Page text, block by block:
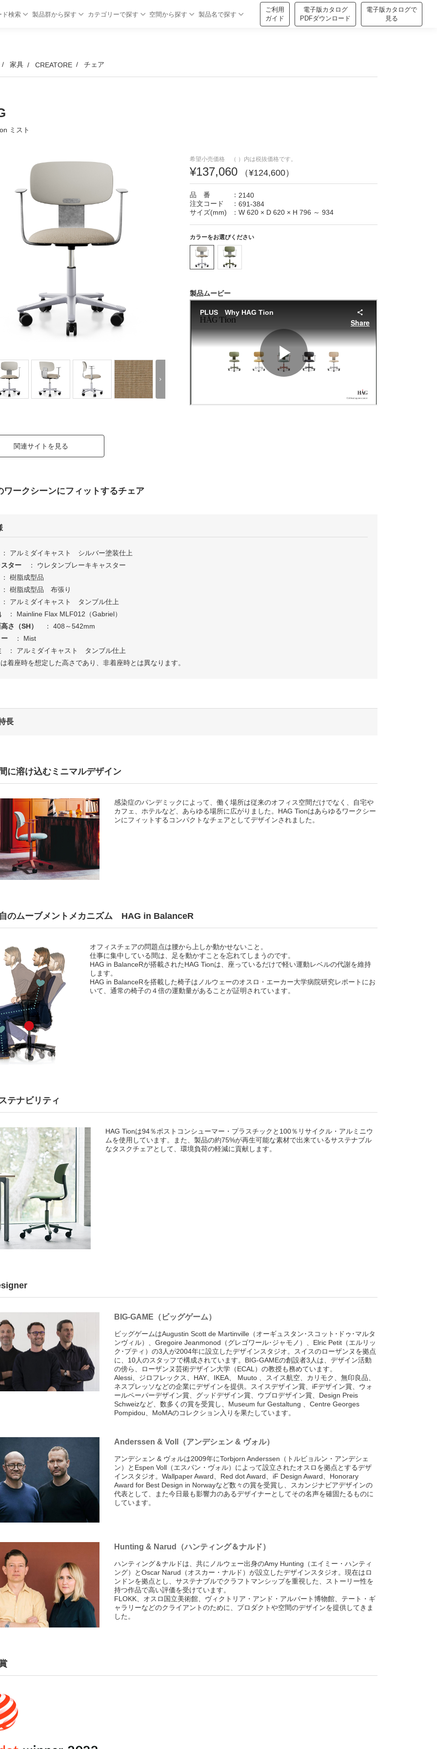
ド検索 製品群から探す カテゴリーで探す 空間から探す 製品名で探す
ご利用
ガイド
電子版カタログ
PDFダウンロード
電子版カタログで
見る
家具 CREATORE チェア
ミスト
希望小売価格 （ ）内は税抜価格です。
¥137,060 （¥124,600）
品 番 ： 2140
注文コード
： 691-384
サイズ(mm)
： W 620 × D 620 × H 796 ～ 934
カラーをお選びください
製品ムービー
関連サイトを見る
ワークシーンにフィットするチェア
： アルミダイキャスト シルバー塗装仕上
ター
： ウレタンブレーキキャスター
： 樹脂成型品
： 樹脂成型品 布張り
： アルミダイキャスト タンブル仕上
： Mainline Flax MLF012（Gabriel）
さ（SH）
： 408～542mm
： Mist
： アルミダイキャスト タンブル仕上
着座時を想定した高さであり、非着座時とは異なります。
長
に溶け込むミニマルデザイン
感染症のパンデミックによって、働く場所は従来のオフィス空間だけでなく、自宅や
カフェ、ホテルなど、あらゆる場所に広がりました。HAG Tionはあらゆるワークシー
ンにフィットするコンパクトなチェアとしてデザインされました。
のムーブメントメカニズム HAG in BalanceR
オフィスチェアの問題点は腰から上しか動かせないこと。
仕事に集中している間は、足を動かすことを忘れてしまうのです。
HAG in BalanceRが搭載されたHAG Tionは、座っているだけで軽い運動レベルの代謝を維持
します。
HAG in BalanceRを搭載した椅子はノルウェーのオスロ・エーカー大学病院研究レポートにお
いて、通常の椅子の４倍の運動量があることが証明されています。
テナビリティ
HAG Tionは94％ポストコンシューマー・プラスチックと100％リサイクル・アルミニウ
ムを使用しています。また、製品の約75%が再生可能な素材で出来ているサステナブル
なタスクチェアとして、環境負荷の軽減に貢献します。
BIG-GAME（ビッグゲーム）
ビッグゲームはAugustin Scott de Martinville（オーギュスタン･スコット･ドゥ･マルタ
ンヴィル）、Gregoire Jeanmonod（グレゴワール･ジャモノ）、Elric Petit（エルリッ
ク･プティ）の3人が2004年に設立したデザインスタジオ。スイスのローザンヌを拠点
に、10人のスタッフで構成されています。BIG-GAMEの創設者3人は、デザイン活動
の傍ら、ローザンヌ芸術デザイン大学（ECAL）の教授も務めています。
Alessi、ジロフレックス、HAY、IKEA、 Muuto 、スイス航空、カリモク、無印良品、
ネスプレッソなどの企業にデザインを提供。スイスデザイン賞、iFデザイン賞、ウォ
ールペーパーデザイン賞、グッドデザイン賞、ウブロデザイン賞、Design Preis
Schweizなど、数多くの賞を受賞し、Museum fur Gestaltung 、Centre Georges
Pompidou、MoMAのコレクション入りを果たしています。
Anderssen & Voll（アンデシェン & ヴォル）
アンデシェン & ヴォルは2009年にTorbjorn Anderssen（トルビョルン・アンデシェ
ン）とEspen Voll（エスパン・ヴォル）によって設立されたオスロを拠点とするデザ
インスタジオ。Wallpaper Award、Red dot Award、iF Design Award、Honorary
Award for Best Design in Norwayなど数々の賞を受賞し、スカンジナビアデザインの
代表として、また今日最も影響力のあるデザイナーとしてその名声を確固たるものに
しています。
Hunting & Narud（ハンティング＆ナルド）
ハンティング＆ナルドは、共にノルウェー出身のAmy Hunting（エイミー・ハンティ
ング）とOscar Narud（オスカー・ナルド）が設立したデザインスタジオ。現在はロ
ンドンを拠点とし、サステナブルでクラフトマンシップを重視した、ストーリー性を
持つ作品で高い評価を受けています。
FLOKK、オスロ国立美術館、ヴィクトリア・アンド・アルバート博物館、テート・ギ
ャラリーなどのクライアントのために、プロダクトや空間のデザインを提供してきま
した。